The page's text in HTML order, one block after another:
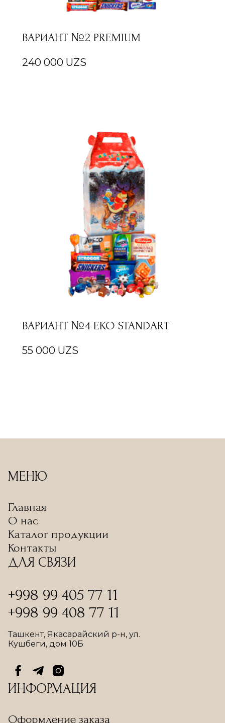
ВАРИАНТ №2 PREMIUM
240 000 UZS
ВАРИАНТ №4 EKO STANDART
55 000 UZS
МЕНЮ
Главная
О нас
Каталог продукции
Контакты
ДЛЯ СВЯЗИ
+998 99 405 77 11
+998 99 408 77 11
Ташкент, Якасарайский р-н, ул.
Кушбеги, дом 10Б
ИНФОРМАЦИЯ
Оформление заказа